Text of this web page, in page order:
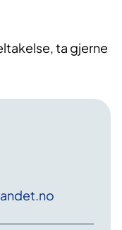
ta gjerne
.no